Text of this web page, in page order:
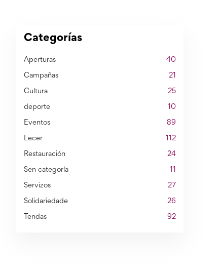
Categorías
Aperturas 40
Campañas 21
Cultura 25
deporte 10
Eventos 89
Lecer 112
Restauración 24
Sen categoría 11
Servizos 27
Solidariedade 26
Tendas 92